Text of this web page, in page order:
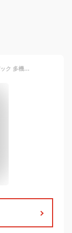
キャリーリュック キャリーバッグ リュック バック 多機能リュック バックパック 遠足リュック キャスター付き レディース メンズ 大人 学生 中学生 高校生 男女兼用 女の子 男の子 無地 おしゃれ 便利 大容量 撥水 通勤/通学/旅行/出張